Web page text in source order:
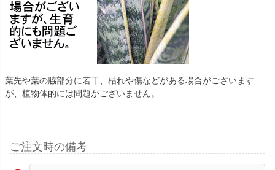
葉先や葉の脇部分に若干、枯れや傷などがある場合がございます
が、植物体的には問題がございません。
ご注文時の備考